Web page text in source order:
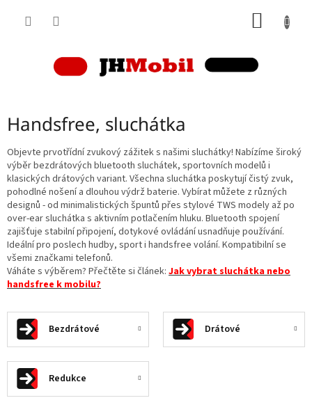
Handsfree, sluchátka
Objevte prvotřídní zvukový zážitek s našimi sluchátky! Nabízíme široký
výběr bezdrátových bluetooth sluchátek, sportovních modelů i
klasických drátových variant. Všechna sluchátka poskytují čistý zvuk,
pohodlné nošení a dlouhou výdrž baterie. Vybírat můžete z různých
designů - od minimalistických špuntů přes stylové TWS modely až po
over-ear sluchátka s aktivním potlačením hluku. Bluetooth spojení
zajišťuje stabilní připojení, dotykové ovládání usnadňuje používání.
Ideální pro poslech hudby, sport i handsfree volání. Kompatibilní se
všemi značkami telefonů.
Váháte s výběrem? Přečtěte si článek: Jak vybrat sluchátka nebo
handsfree k mobilu?
Bezdrátové Drátové
Redukce